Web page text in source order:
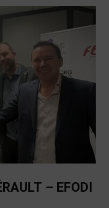
– EFODI